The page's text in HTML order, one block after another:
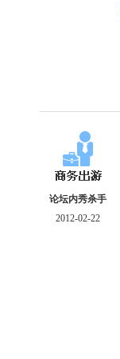
论坛内秀杀手
2012-02-22